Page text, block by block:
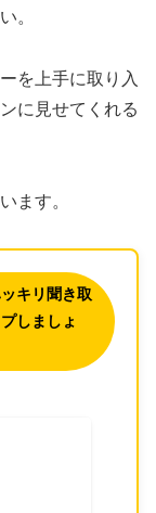
。
を上手に取り入
に見せてくれる
ます。
キリ聞き取
しましょ